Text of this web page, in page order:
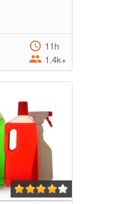
11h
1.4k+